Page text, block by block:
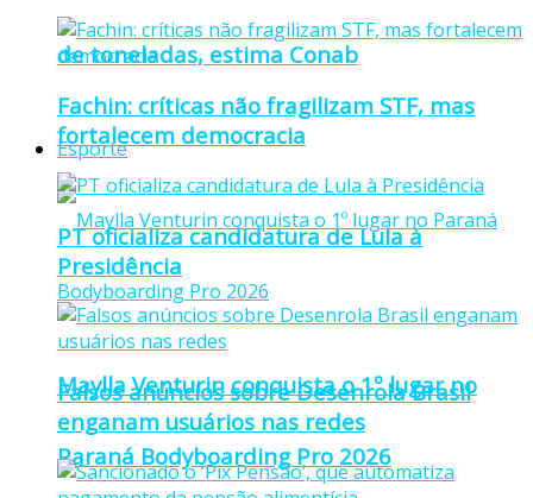
de toneladas, estima Conab
Esporte
Maylla Venturin conquista o 1º lugar no
Paraná Bodyboarding Pro 2026
Fachin: críticas não fragilizam STF, mas
fortalecem democracia
PT oficializa candidatura de Lula à
Presidência
Falsos anúncios sobre Desenrola Brasil
enganam usuários nas redes